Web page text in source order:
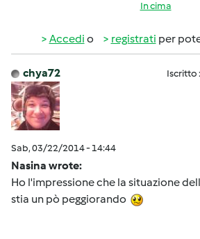
In cima
Accedi o registrati per
chya72 Iscritto
Sab, 03/22/2014 - 14:44
Nasina wrote:
Ho l'impressione che la situazione
stia un pò peggiorando